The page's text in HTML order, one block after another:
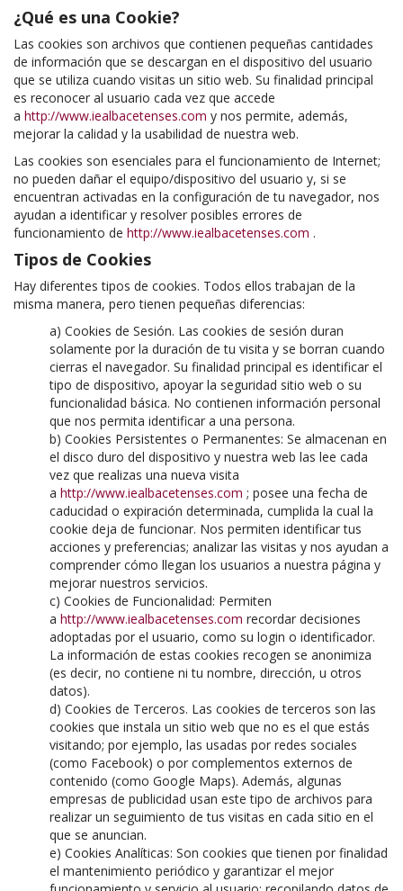
¿Qué es una Cookie?
Las cookies son archivos que contienen pequeñas cantidades
de información que se descargan en el dispositivo del usuario
que se utiliza cuando visitas un sitio web. Su finalidad principal
es reconocer al usuario cada vez que accede
a http://www.iealbacetenses.com y nos permite, además,
mejorar la calidad y la usabilidad de nuestra web.
Las cookies son esenciales para el funcionamiento de Internet;
no pueden dañar el equipo/dispositivo del usuario y, si se
encuentran activadas en la configuración de tu navegador, nos
ayudan a identificar y resolver posibles errores de
funcionamiento de http://www.iealbacetenses.com .
Tipos de Cookies
Hay diferentes tipos de cookies. Todos ellos trabajan de la
misma manera, pero tienen pequeñas diferencias:
a) Cookies de Sesión. Las cookies de sesión duran
solamente por la duración de tu visita y se borran cuando
cierras el navegador. Su finalidad principal es identificar el
tipo de dispositivo, apoyar la seguridad sitio web o su
funcionalidad básica. No contienen información personal
que nos permita identificar a una persona.
b) Cookies Persistentes o Permanentes: Se almacenan en
el disco duro del dispositivo y nuestra web las lee cada
vez que realizas una nueva visita
a http://www.iealbacetenses.com ; posee una fecha de
caducidad o expiración determinada, cumplida la cual la
cookie deja de funcionar. Nos permiten identificar tus
acciones y preferencias; analizar las visitas y nos ayudan a
comprender cómo llegan los usuarios a nuestra página y
mejorar nuestros servicios.
c) Cookies de Funcionalidad: Permiten
a http://www.iealbacetenses.com recordar decisiones
adoptadas por el usuario, como su login o identificador.
La información de estas cookies recogen se anonimiza
(es decir, no contiene ni tu nombre, dirección, u otros
datos).
d) Cookies de Terceros. Las cookies de terceros son las
cookies que instala un sitio web que no es el que estás
visitando; por ejemplo, las usadas por redes sociales
(como Facebook) o por complementos externos de
contenido (como Google Maps). Además, algunas
empresas de publicidad usan este tipo de archivos para
realizar un seguimiento de tus visitas en cada sitio en el
que se anuncian.
e) Cookies Analíticas: Son cookies que tienen por finalidad
el mantenimiento periódico y garantizar el mejor